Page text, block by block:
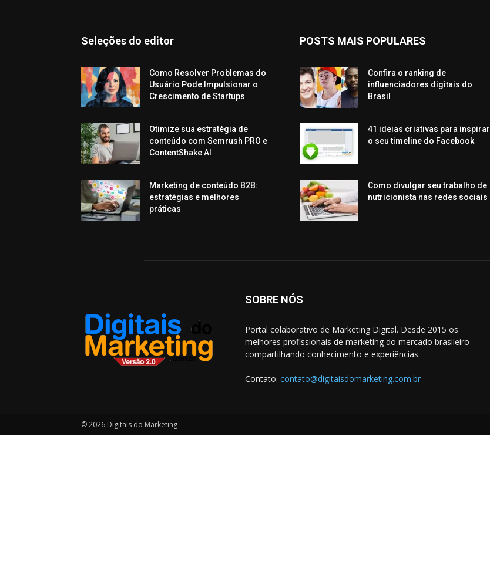
Seleções do editor
Como Resolver Problemas do
Usuário Pode Impulsionar o
Crescimento de Startups
Otimize sua estratégia de
conteúdo com Semrush PRO e
ContentShake AI
Marketing de conteúdo B2B:
estratégias e melhores
práticas
POSTS MAIS POPULARES
Confira o ranking de
influenciadores digitais do
Brasil
41 ideias criativas para inspirar
o seu timeline do Facebook
Como divulgar seu trabalho de
nutricionista nas redes sociais
SOBRE NÓS
Portal colaborativo de Marketing Digital. Desde 2015 os
melhores profissionais de marketing do mercado brasileiro
compartilhando conhecimento e experiências.
Contato: contato@digitaisdomarketing.com.br
© 2026 Digitais do Marketing